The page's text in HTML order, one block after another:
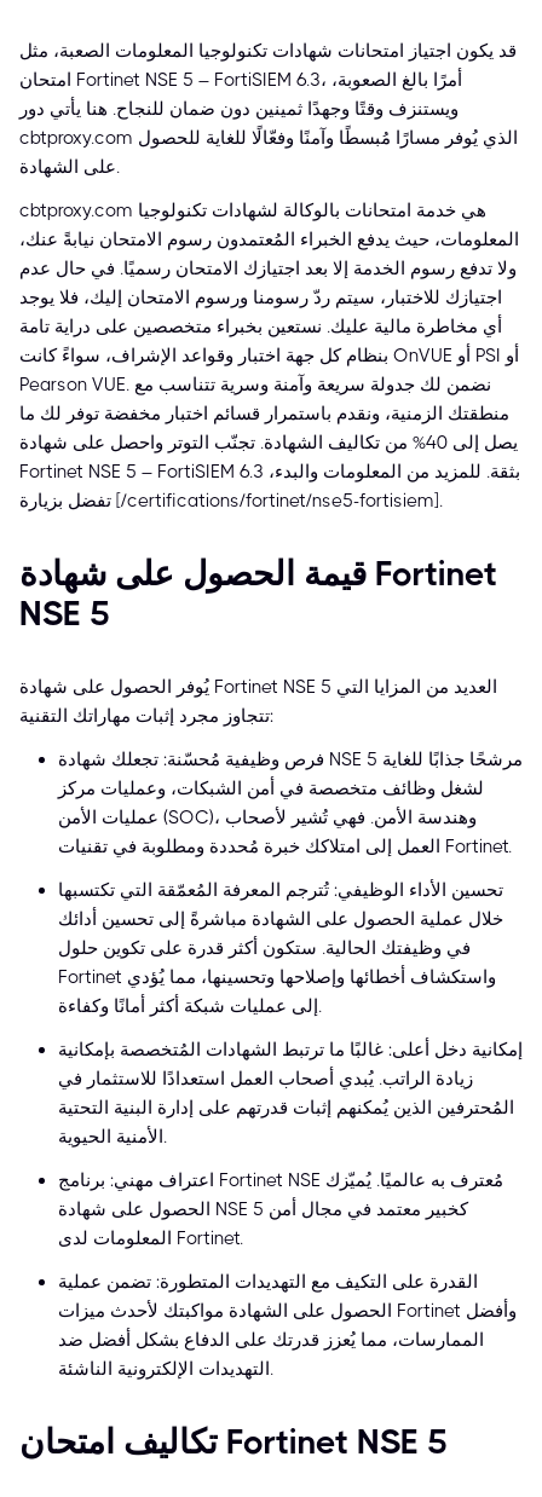
قد يكون اجتياز امتحانات شهادات تكنولوجيا المعلومات الصعبة، مثل
امتحان Fortinet NSE 5 – FortiSIEM 6.3، أمرًا بالغ الصعوبة،
ويستنزف وقتًا وجهدًا ثمينين دون ضمان للنجاح. هنا يأتي دور
cbtproxy.com الذي يُوفر مسارًا مُبسطًا وآمنًا وفعّالًا للغاية للحصول
على الشهادة.
cbtproxy.com هي خدمة امتحانات بالوكالة لشهادات تكنولوجيا
المعلومات، حيث يدفع الخبراء المُعتمدون رسوم الامتحان نيابةً عنك،
ولا تدفع رسوم الخدمة إلا بعد اجتيازك الامتحان رسميًا. في حال عدم
اجتيازك للاختبار، سيتم ردّ رسومنا ورسوم الامتحان إليك، فلا يوجد
أي مخاطرة مالية عليك. نستعين بخبراء متخصصين على دراية تامة
بنظام كل جهة اختبار وقواعد الإشراف، سواءً كانت OnVUE أو PSI أو
Pearson VUE. نضمن لك جدولة سريعة وآمنة وسرية تتناسب مع
منطقتك الزمنية، ونقدم باستمرار قسائم اختبار مخفضة توفر لك ما
يصل إلى 40% من تكاليف الشهادة. تجنّب التوتر واحصل على شهادة
Fortinet NSE 5 – FortiSIEM 6.3 بثقة. للمزيد من المعلومات والبدء،
تفضل بزيارة [/certifications/fortinet/nse5-fortisiem].
قيمة الحصول على شهادة Fortinet
NSE 5
يُوفر الحصول على شهادة Fortinet NSE 5 العديد من المزايا التي
تتجاوز مجرد إثبات مهاراتك التقنية:
فرص وظيفية مُحسّنة: تجعلك شهادة NSE 5 مرشحًا جذابًا للغاية
لشغل وظائف متخصصة في أمن الشبكات، وعمليات مركز
عمليات الأمن (SOC)، وهندسة الأمن. فهي تُشير لأصحاب
العمل إلى امتلاكك خبرة مُحددة ومطلوبة في تقنيات Fortinet.
تحسين الأداء الوظيفي: تُترجم المعرفة المُعمّقة التي تكتسبها
خلال عملية الحصول على الشهادة مباشرةً إلى تحسين أدائك
في وظيفتك الحالية. ستكون أكثر قدرة على تكوين حلول
Fortinet واستكشاف أخطائها وإصلاحها وتحسينها، مما يُؤدي
إلى عمليات شبكة أكثر أمانًا وكفاءة.
إمكانية دخل أعلى: غالبًا ما ترتبط الشهادات المُتخصصة بإمكانية
زيادة الراتب. يُبدي أصحاب العمل استعدادًا للاستثمار في
المُحترفين الذين يُمكنهم إثبات قدرتهم على إدارة البنية التحتية
الأمنية الحيوية.
اعتراف مهني: برنامج Fortinet NSE مُعترف به عالميًا. يُميّزك
الحصول على شهادة NSE 5 كخبير معتمد في مجال أمن
المعلومات لدى Fortinet.
القدرة على التكيف مع التهديدات المتطورة: تضمن عملية
الحصول على الشهادة مواكبتك لأحدث ميزات Fortinet وأفضل
الممارسات، مما يُعزز قدرتك على الدفاع بشكل أفضل ضد
التهديدات الإلكترونية الناشئة.
تكاليف امتحان Fortinet NSE 5